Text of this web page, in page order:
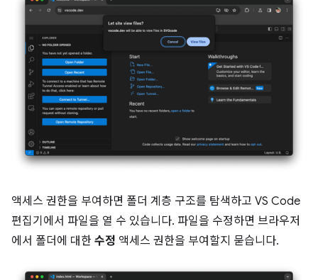
액세스 권한을 부여하면 폴더 계층 구조를 탐색하고 VS Code
편집기에서 파일을 열 수 있습니다. 파일을 수정하면 브라우저
에서 폴더에 대한 수정 액세스 권한을 부여할지 묻습니다.